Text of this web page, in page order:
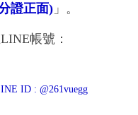
證正面) 」。
帳號：
ID : @261vuegg